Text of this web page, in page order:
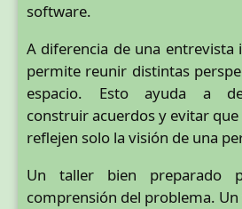
software.
A diferencia de una entrevista
permite reunir distintas
espacio. Esto ayuda a
construir acuerdos y evitar
reflejen solo la visión de una
Un taller bien preparado
comprensión del problema.